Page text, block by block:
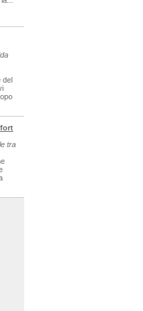
del
tra